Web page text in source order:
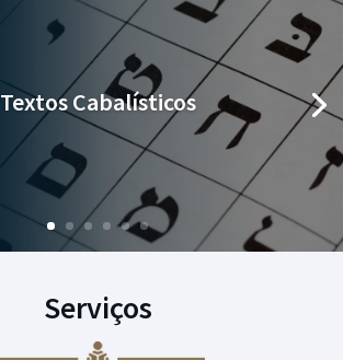
Textos Cabalísticos
Serviços